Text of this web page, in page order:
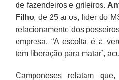
de fazendeiros e grileiros.
Filho, de 25 anos, líder do
relacionamento dos
empresa. “A escolta é a
tem liberação para matar”,
Camponeses relatam